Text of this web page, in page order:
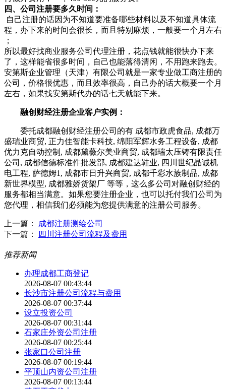
四、公司注册要多久时间：
自己注册的话因为不知道要准备哪些材料以及不知道具体流
程，办下来的时间会很长，而且特别麻烦，一般要一个月左右
；
所以最好找商业服务公司代理注册，花点钱就能很快办下来
了，这样能省很多时间，自己也能落得清闲，不用跑来跑去。
安第斯企业管理（天津）有限公司就是一家专业做工商注册的
公司，价格很优惠，而且效率很高，自己办的话大概要一个月
左右，如果找安第斯代办的话七天就能下来。
融创财经注册企业客户实例：
委托成都融创财经注册公司的有 成都市政虎食品, 成都万
盛瑞业商贸, 正力佳智能卡科技, 绵阳军辉水务工程设备, 成都
优力克自动控制, 成都黛薇尔美业商贸, 成都瑞太压铸有限责任
公司, 成都信德标准件批发部, 成都建达鞋业, 四川世纪晶诚机
电工程, 萨德姆1, 成都市日升兴商贸, 成都千彩水族制品, 成都
新世界模型, 成都雅娇货架厂 等等，这么多公司对融创财经的
服务都相当满意。如果您要注册企业，也可以托付我们公司为
您代理，相信我们必须能为您提供满意的注册公司服务。
上一篇：
成都注册测绘公司
下一篇：
四川注册公司流程及费用
推荐新闻
办理成都工商登记
2026-08-07 00:43:44
长沙市注册公司流程与费用
2026-08-07 00:37:44
设立投资公司
2026-08-07 00:31:44
石家庄外资公司注册
2026-08-07 00:25:44
张家口公司注册
2026-08-07 00:19:44
平顶山内资公司注册
2026-08-07 00:13:44